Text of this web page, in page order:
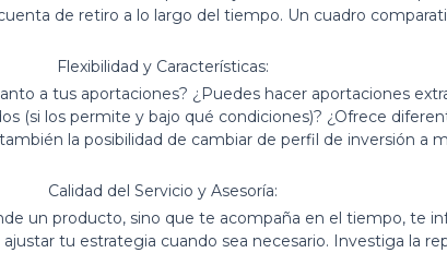
de retiro a lo largo del tiempo. Un cuadro
Flexibilidad y Características:
a tus aportaciones? ¿Puedes hacer aportaciones
(si los permite y bajo qué condiciones)? ¿Ofrece
la posibilidad de cambiar de perfil de inversión a
Calidad del Servicio y Asesoría:
un producto, sino que te acompaña en el tiempo, te
tu estrategia cuando sea necesario. Investiga la